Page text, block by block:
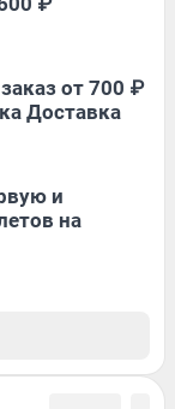
от 700 ₽
Доставка
и
на